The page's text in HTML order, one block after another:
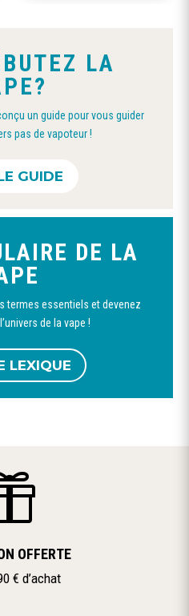
être
choisies
la
produit
produit
LA
un guide pour vous guider
pas de vapoteur !
GUIDE
DE LA
termes essentiels et devenez
de la vape !
LEXIQUE
OFFERTE
€ d’achat